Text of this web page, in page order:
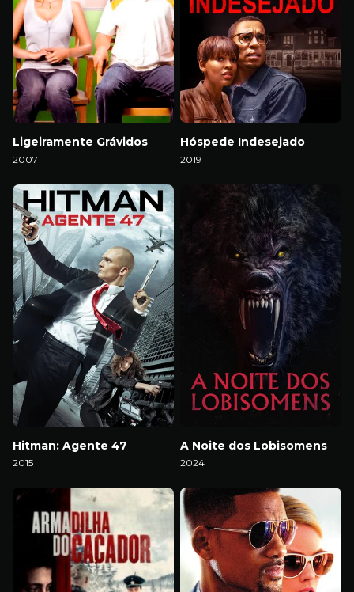
Ligeiramente Grávidos
2007
Hóspede Indesejado
2019
Hitman: Agente 47
2015
A Noite dos Lobisomens
2024